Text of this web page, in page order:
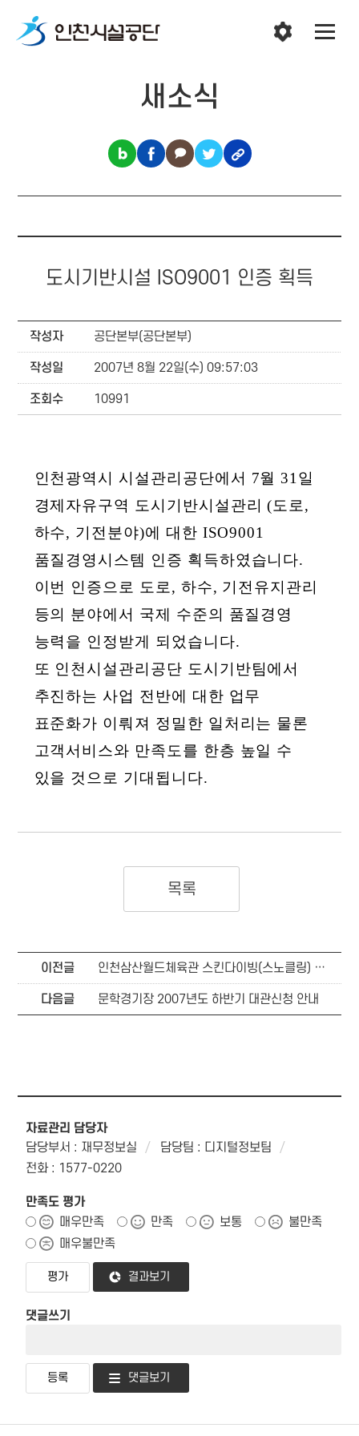
새소식
도시기반시설 ISO9001 인증 획득
작성자 공단본부(공단본부)
작성일 2007년 8월 22일(수) 09:57:03
조회수 10991
인천광역시 시설관리공단에서 7월 31일
경제자유구역 도시기반시설관리 (도로,
하수, 기전분야)에 대한 ISO9001
품질경영시스템 인증 획득하였습니다.
이번 인증으로 도로, 하수, 기전유지관리
등의 분야에서 국제 수준의 품질경영
능력을 인정받게 되었습니다.
또 인천시설관리공단 도시기반팀에서
추진하는 사업 전반에 대한 업무
표준화가 이뤄져 정밀한 일처리는 물론
고객서비스와 만족도를 한층 높일 수
있을 것으로 기대됩니다.
목록
이전글 인천삼산월드체육관 스킨다이빙(스노클링) 무료강습회 개최안내
다음글 문학경기장 2007년도 하반기 대관신청 안내
자료관리 담당자
담당부서 : 재무정보실
담당팀 : 디지털정보팀
전화 : 1577-0220
만족도 평가
매우만족
만족 보통
불만족
매우불만족
결과보기
댓글쓰기
댓글보기